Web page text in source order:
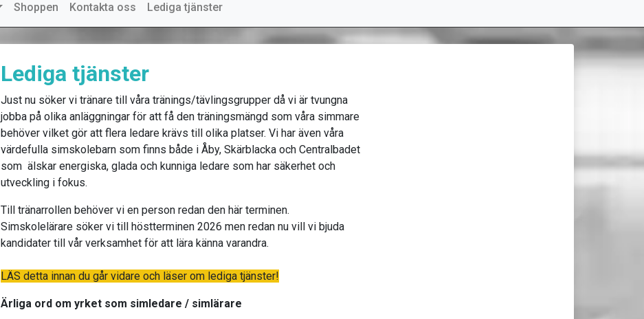
Shoppen Kontakta oss Lediga tjänster
Lediga tjänster
Just nu söker vi tränare till våra tränings/tävlingsgrupper då vi är tvungna
jobba på olika anläggningar för att få den träningsmängd som våra simmare
behöver vilket gör att flera ledare krävs till olika platser. Vi har även våra
värdefulla simskolebarn som finns både i Åby, Skärblacka och Centralbadet
som älskar energiska, glada och kunniga ledare som har säkerhet och
utveckling i fokus.
Till tränarrollen behöver vi en person redan den här terminen.
Simskolelärare söker vi till höstterminen 2026 men redan nu vill vi bjuda
kandidater till vår verksamhet för att lära känna varandra.
LÄS detta innan du går vidare och läser om lediga tjänster!
Ärliga ord om yrket som simledare / simlärare